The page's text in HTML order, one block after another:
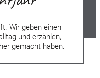
Wir geben einen
und erzählen,
gemacht haben.